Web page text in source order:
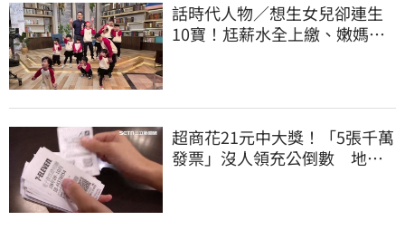
話時代人物／想生女兒卻連生
10寶！尪薪水全上繳、嫩媽吐
超商花21元中大獎！「5張千萬
發票」沒人領充公倒數 地點